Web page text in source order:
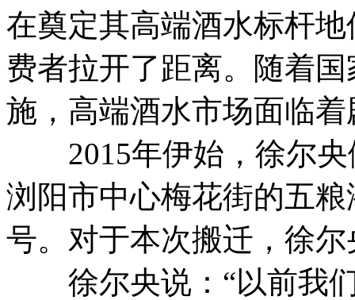
在奠定其高端酒水标杆
费者拉开了距离。随着
施，高端酒水市场面临
2015年伊始，徐尔央
浏阳市中心梅花街的五
号。对于本次搬迁，徐
徐尔央说：“以前我们